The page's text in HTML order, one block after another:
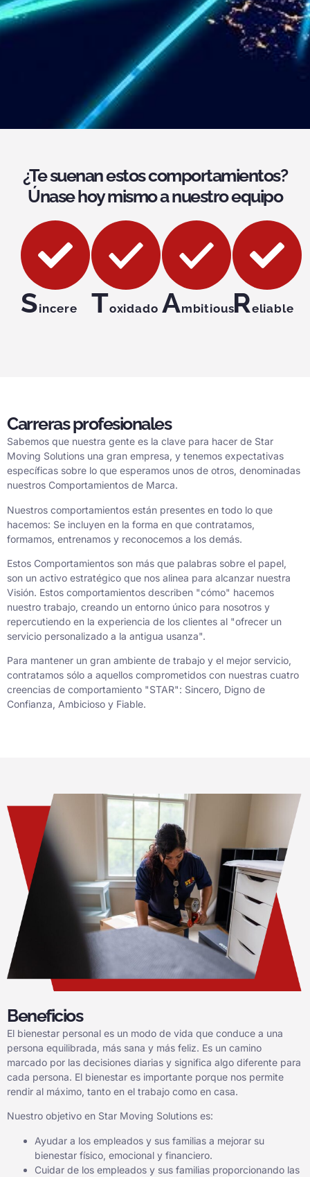
¿Te suenan estos comportamientos?
Únase hoy mismo a nuestro equipo
Sincere Toxidado AmbitiousReliable
Carreras profesionales
Sabemos que nuestra gente es la clave para hacer de Star
Moving Solutions una gran empresa, y tenemos expectativas
específicas sobre lo que esperamos unos de otros, denominadas
nuestros Comportamientos de Marca.
Nuestros comportamientos están presentes en todo lo que
hacemos: Se incluyen en la forma en que contratamos,
formamos, entrenamos y reconocemos a los demás.
Estos Comportamientos son más que palabras sobre el papel,
son un activo estratégico que nos alinea para alcanzar nuestra
Visión. Estos comportamientos describen "cómo" hacemos
nuestro trabajo, creando un entorno único para nosotros y
repercutiendo en la experiencia de los clientes al "ofrecer un
servicio personalizado a la antigua usanza".
Para mantener un gran ambiente de trabajo y el mejor servicio,
contratamos sólo a aquellos comprometidos con nuestras cuatro
creencias de comportamiento "STAR": Sincero, Digno de
Confianza, Ambicioso y Fiable.
Beneficios
El bienestar personal es un modo de vida que conduce a una
persona equilibrada, más sana y más feliz. Es un camino
marcado por las decisiones diarias y significa algo diferente para
cada persona. El bienestar es importante porque nos permite
rendir al máximo, tanto en el trabajo como en casa.
Nuestro objetivo en Star Moving Solutions es:
Ayudar a los empleados y sus familias a mejorar su
bienestar físico, emocional y financiero.
Cuidar de los empleados y sus familias proporcionando las